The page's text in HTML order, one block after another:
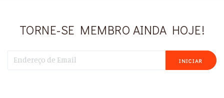
TORNE-SE MEMBRO AINDA HOJE!
INICIAR